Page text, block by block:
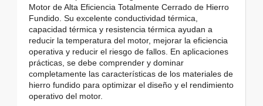
Motor de Alta Eficiencia Totalmente Cerrado de Hierro
Fundido. Su excelente conductividad térmica,
capacidad térmica y resistencia térmica ayudan a
reducir la temperatura del motor, mejorar la eficiencia
operativa y reducir el riesgo de fallos. En aplicaciones
prácticas, se debe comprender y dominar
completamente las características de los materiales de
hierro fundido para optimizar el diseño y el rendimiento
operativo del motor.